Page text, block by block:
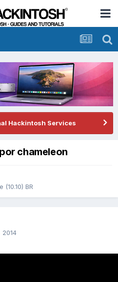
Hackintosh Services
chameleon
(10.10) BR
2014